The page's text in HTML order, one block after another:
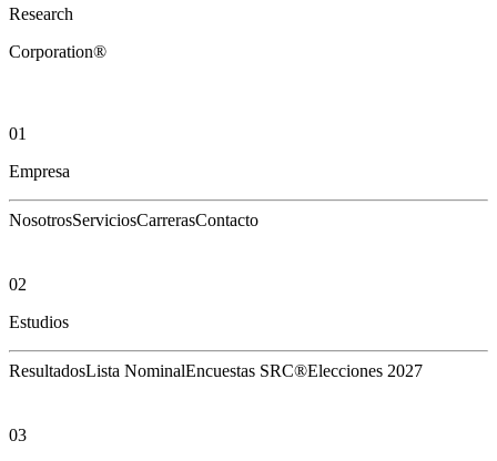
Research
Corporation®
01
Empresa
NosotrosServiciosCarrerasContacto
02
Estudios
ResultadosLista NominalEncuestas SRC®Elecciones 2027
03